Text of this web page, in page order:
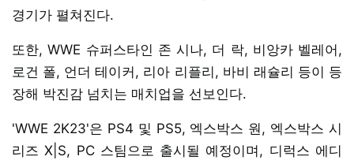
경기가 펼쳐진다.
또한, WWE 슈퍼스타인 존 시나, 더 락, 비앙카 벨레어,
로건 폴, 언더 테이커, 리아 리플리, 바비 래슐리 등이 등
장해 박진감 넘치는 매치업을 선보인다.
'WWE 2K23'은 PS4 및 PS5, 엑스박스 원, 엑스박스 시
리즈 X|S, PC 스팀으로 출시될 예정이며, 디럭스 에디